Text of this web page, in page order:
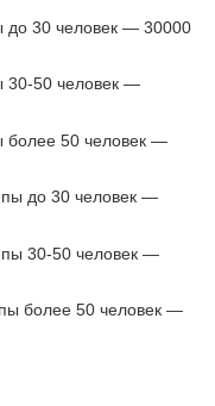
до 30 человек — 30000
30-50 человек —
более 50 человек —
до 30 человек —
30-50 человек —
более 50 человек —